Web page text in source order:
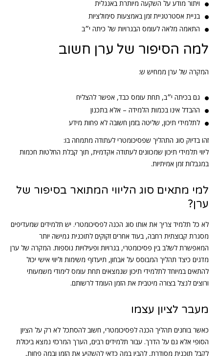
ויתור מודע על השקעה מיותרת באנגלית
בניית אסטרטגיית זמן באמצעות סימולציות
התאמה מלאה לעומס הבגרויות של כיתה י״ב
למה הסיפור של ערן חשוב
המקרה של ערן ממחיש ש:
גם בכיתה י״ב, תחת עומס כבד, אפשר להצליח
ההבדל אינו בכמות הלמידה – אלא בתכנון
לתלמידי תיכון, שליטה בזמן חשובה לא פחות מידע
זהו בדיוק סוג התהליך שפסיכומטרי לעתודה מתמחה בו:
ליווי תלמידי תיכון שמכוונים לעתודה אקדמית, תוך קבלת החלטות חכמות
במגבלות זמן אמיתיות.
למי מתאים סוג הליווי המתואר בסיפור של
ערן?
לא כל תלמיד צריך את אותו סוג הכנה לפסיכומטרי. יש תלמידים שמעדיפים
מסגרת קבוצתית רחבה, בעוד אחרים זקוקים לתוכנית גמישה יותר
המאפשרת לשלב בין פסיכומטרי, בגרויות ופעילויות נוספות. המקרה של ערן
מדגים כיצד תהליך המבוסס על אבחון, תיעדוף משימות וליווי אישי יכול
להתאים במיוחד לתלמידי תיכון שנמצאים תחת עומס לימודי משמעותי
ורוצים לנצל בצורה מיטבית את הזמן העומד לרשותם.
מעבר לציון עצמו
כאשר בוחנים תהליך הכנה לפסיכומטרי, חשוב להסתכל לא רק על הציון
הסופי אלא גם על הדרך. עבור תלמידים רבים, הערך המרכזי נמצא ביכולת
לקבל תוכנית מסודרת, להבין במה כדאי להשקיע את הזמן ובמה פחות,